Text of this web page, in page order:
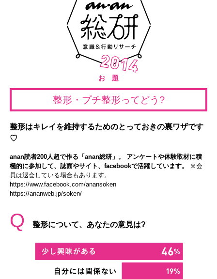
お 題
整形・プチ整形ってどう?
整形はキレイを維持するためのとっておきの裏ワザです
♡
anan読者200人超で作る「anan総研」。 アンケートや体験取材に積
極的に参加して、誌面やサイト、facebookで活躍しています。
※会
員は退会している場合もあります。
https://www.facebook.com/anansoken
https://ananweb.jp/soken/
Q 整形について、あなたの意見は?